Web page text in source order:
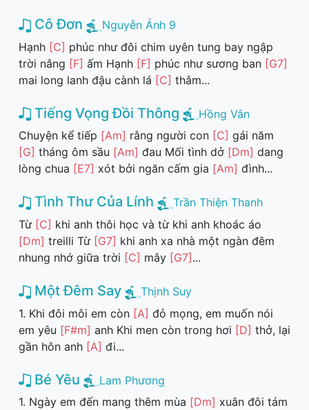
Cô Đơn
Nguyễn Ánh 9
Hạnh [C] phúc như đôi chim uyên tung bay ngập
trời nắng [F] ấm Hạnh [F] phúc như sương ban [G7]
mai long lanh đậu cành lá [C] thắm...
Tiếng Vọng Đồi Thông
Hồng Vân
Chuyện kể tiếp [Am] rằng người con [C] gái năm
[G] tháng ôm sầu [Am] đau Mối tình dở [Dm] dang
lòng chua [E7] xót bởi ngăn cấm gia [Am] đình...
Tình Thư Của Lính
Trần Thiện Thanh
Từ [C] khi anh thôi học và từ khi anh khoác áo
[Dm] treilli Từ [G7] khi anh xa nhà một ngàn đêm
nhung nhớ giữa trời [C] mây [G7] ...
Một Đêm Say
Thịnh Suy
1. Khi đôi môi em còn [A] đỏ mọng, em muốn nói
em yêu [F#m] anh Khi men còn trong hơi [D] thở, lại
gần hôn anh [A] đi...
Bé Yêu
Lam Phương
1. Ngày em đến mang thêm mùa [Dm] xuân đôi tám